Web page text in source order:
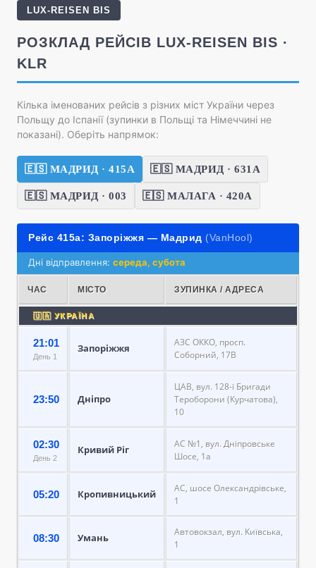
LUX-REISEN BIS
РОЗКЛАД РЕЙСІВ LUX-REISEN BIS ·
KLR
Кілька іменованих рейсів з різних міст України через
Польщу до Іспанії (зупинки в Польщі та Німеччині не
показані). Оберіть напрямок:
🇪🇸 МАДРИД · 415А 🇪🇸 МАДРИД · 631А
🇪🇸 МАДРИД · 003 🇪🇸 МАЛАГА · 420А
Рейс 415а: Запоріжжя — Мадрид (VanHool)
Дні відправлення: середа, субота
ЧАС МІСТО ЗУПИНКА / АДРЕСА
🇺🇦 УКРАЇНА
21:01
День 1
Запоріжжя
АЗС ОККО, просп.
Соборний, 17В
23:50 Дніпро
ЦАВ, вул. 128-ї Бригади
Тероборони (Курчатова),
10
02:30
День 2
Кривий Ріг
АС №1, вул. Дніпровське
Шосе, 1а
05:20 Кропивницький
АС, шосе Олександрівське,
1
08:30 Умань
Автовокзал, вул. Київська,
1